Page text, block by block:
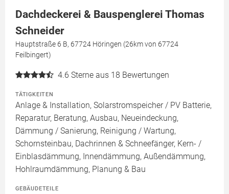
Dachdeckerei & Bauspenglerei Thomas
Schneider
Hauptstraße 6 B, 67724 Höringen (26km von 67724
Feilbingert)
4.6 Sterne aus 18 Bewertungen
TÄTIGKEITEN
Anlage & Installation, Solarstromspeicher / PV Batterie,
Reparatur, Beratung, Ausbau, Neueindeckung,
Dämmung / Sanierung, Reinigung / Wartung,
Schornsteinbau, Dachrinnen & Schneefänger, Kern- /
Einblasdämmung, Innendämmung, Außendämmung,
Hohlraumdämmung, Planung & Bau
GEBÄUDETEILE